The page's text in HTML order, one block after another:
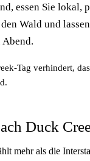
essen Sie lokal,
Wald und
Tag verhindert,
Duck
mehr als die